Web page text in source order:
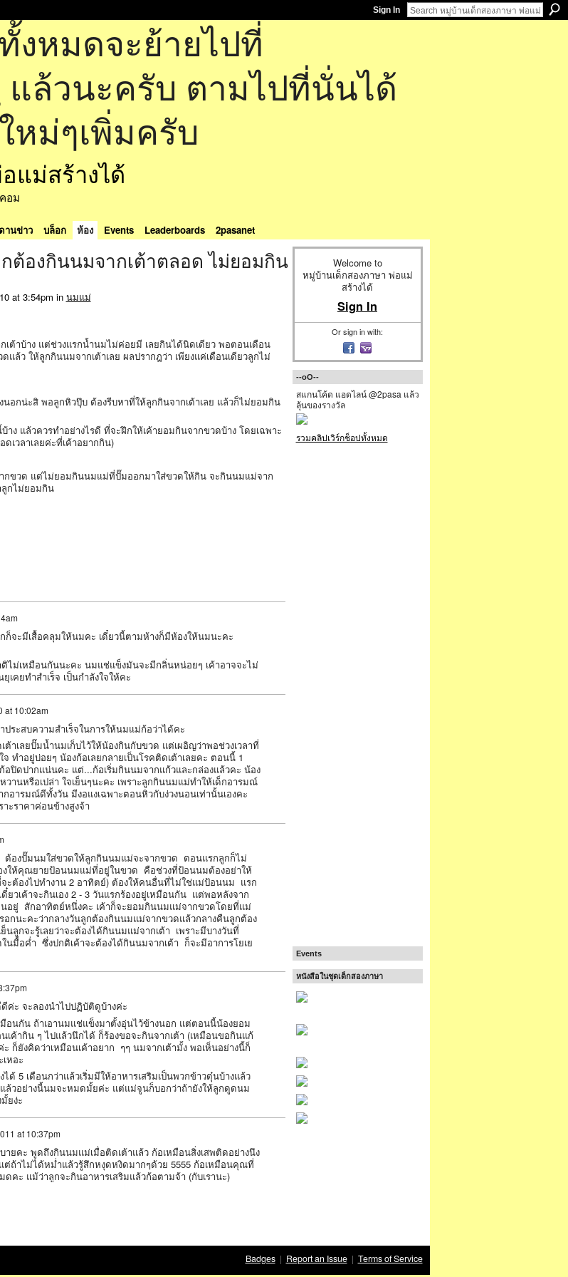
Sign In
งหมดจะย้ายไปที่
แล้วนะครับ ตามไปที่นั่นได้
หม่ๆเพิ่มครับ
อม
านข่าว บล็อก ห้อง Events Leaderboards 2pasanet
ต้องกินนมจากเต้าตลอด ไม่ยอมกิน
at 3:54pm in นมแม่
ต้าบ้าง แต่ช่วงแรกน้ำนมไม่ค่อยมี เลยกินได้นิดเดียว พอตอนเดือน
ล้ว ให้ลูกกินนมจากเต้าเลย ผลปรากฎว่า เพียงแค่เดือนเดียวลูกไม่
อกน่ะสิ พอลูกหิวปุ๊บ ต้องรีบหาที่ให้ลูกกินจากเต้าเลย แล้วก็ไม่ยอมกิน
ง แล้วควรทำอย่างไรดี ที่จะฝึกให้เค้ายอมกินจากขวดบ้าง โดยเฉพาะ
เวลาเลยค่ะที่เค้าอยากกิน)
กขวด แต่ไม่ยอมกินนมแม่ที่ปั๊มออกมาใส่ขวดให้กิน จะกินนมแม่จาก
ลูกไม่ยอมกิน
ก็จะมีเสื้อคลุมให้นมคะ เดี๋ยวนี้ตามห้างก็มีห้องให้นมนะคะ
ไม่เหมือนกันนะคะ นมแช่แข็งมันจะมีกลิ่นหน่อยๆ เค้าอาจจะไม่
คยทำสำเร็จ เป็นกำลังใจให้คะ
at 10:02am
ระสบความสำเร็จในการให้นมแม่ก้อว่าได้คะ
ต้าเลยปั๊มน้ำนมเก็บไว้ให้น้องกินกับขวด แต่เผอิญว่าพอช่วงเวลาที่
ทำอยู่บ่อยๆ น้องก้อเลยกลายเป็นโรคติดเต้าเลยคะ ตอนนี้ 1
อปิดปากแน่นคะ แต่...ก้อเริ่มกินนมจากแก้วและกล่องแล้วคะ น้อง
านหรือเปล่า ใจเย็นๆนะคะ เพราะลูกกินนมแม่ทำให้เด็กอารมณ์
ารมณ์ดีทั้งวัน มีงอแงเฉพาะตอนหิวกับง่วงนอนเท่านั้นเองคะ
ะราคาค่อนข้างสูงจ้า
ต้องปั๊มนมใส่ขวดให้ลูกกินนมแม่จะจากขวด ตอนแรกลูกก็ไม่
ให้คุณยายป้อนนมแม่ที่อยู่ในขวด คือช่วงที่ป้อนนมต้องอย่าให้
ะต้องไปทำงาน 2 อาทิตย์) ต้องให้คนอื่นที่ไม่ใช่แม่ป้อนนม แรก
วเค้าจะกินเอง 2 - 3 วันแรกร้องอยู่เหมือนกัน แต่พอหลังจาก
ยู่ สักอาทิตย์หนึ่งคะ เค้าก็จะยอมกินนมแม่จากขวดโดยที่แม่
กนะคะว่ากลางวันลูกต้องกินนมแม่จากขวดแล้วกลางคืนลูกต้อง
ลูกจะรู้เลยว่าจะต้องได้กินนมแม่จากเต้า เพราะมีบางวันที่
นมื้อค่ำ ซึ่งปกติเค้าจะต้องได้กินนมจากเต้า ก็จะมีอาการโยเย
ะ จะลองนำไปปฏิบัติดูบ้างค่ะ
อนกัน ถ้าเอานมแช่แข็งมาตั้งอุ่นไว้ข้างนอก แต่ตอนนี้น้องยอม
ค้ากิน ๆ ไปแล้วนึกได้ ก็ร้องขอจะกินจากเต้า (เหมือนขอกินแก้
ก็ยังคิดว่าเหมือนเค้าอยาก ๆๆ นมจากเต้ามั้ง พอเห็นอย่างนี้ก็
หอะ
5 เดือนกว่าแล้วเริ่มมีให้อาหารเสริมเป็นพวกข้าวตุ๋นบ้างแล้ว
ล้วอย่างนี้นมจะหมดมั้ยค่ะ แต่แม่จูนก็บอกว่าถ้ายังให้ลูกดูดนม
ยง่ะ
at 10:37pm
ยคะ พูดถึงกินนมแม่เมื่อติดเต้าแล้ว ก้อเหมือนสิ่งเสพติดอย่างนึง
ถ้าไม่ได้หม่ำแล้วรู้สึกหงุดหงิดมากๆด้วย 5555 ก้อเหมือนคุณที่
ะ แม้ว่าลูกจะกินอาหารเสริมแล้วก้อตามจ้า (กับเรานะ)
Welcome to
หมู่บ้านเด็กสองภาษา พ่อแม่
สร้างได้
Sign In
Or sign in with:
--oO--
สแกนโค้ด แอดไลน์ @2pasa แล้ว
ลุ้นของรางวัล
รวมคลิปเวิร์กช็อปทั้งหมด
Events
หนังสือในชุดเด็กสองภาษา
Badges| Report an Issue| Terms of Service